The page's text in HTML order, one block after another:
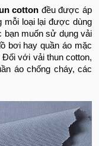
cotton đều được áp
mỗi loại lại được dùng
bạn muốn sử dụng vải
bơi hay quần áo mặc
Đối với vải thun cotton,
áo chống cháy, các